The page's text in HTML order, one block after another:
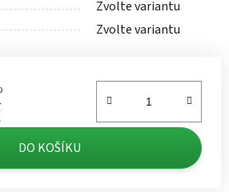
Zvolte variantu
Zvolte variantu
DO KOŠÍKU